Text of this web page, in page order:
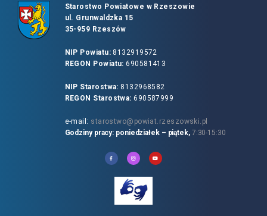
Starostwo Powiatowe w Rzeszowie
ul. Grunwaldzka 15
35-959 Rzeszów
NIP Powiatu:8132919572
REGON Powiatu: 690581413
NIP Starostwa: 8132968582
REGON Starostwa: 690587999
e-mail: starostwo@powiat.rzeszowski.pl
Godziny pracy: poniedziałek – piątek, 7:30-15:30